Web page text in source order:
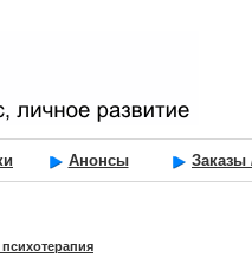
Анонсы Заказы